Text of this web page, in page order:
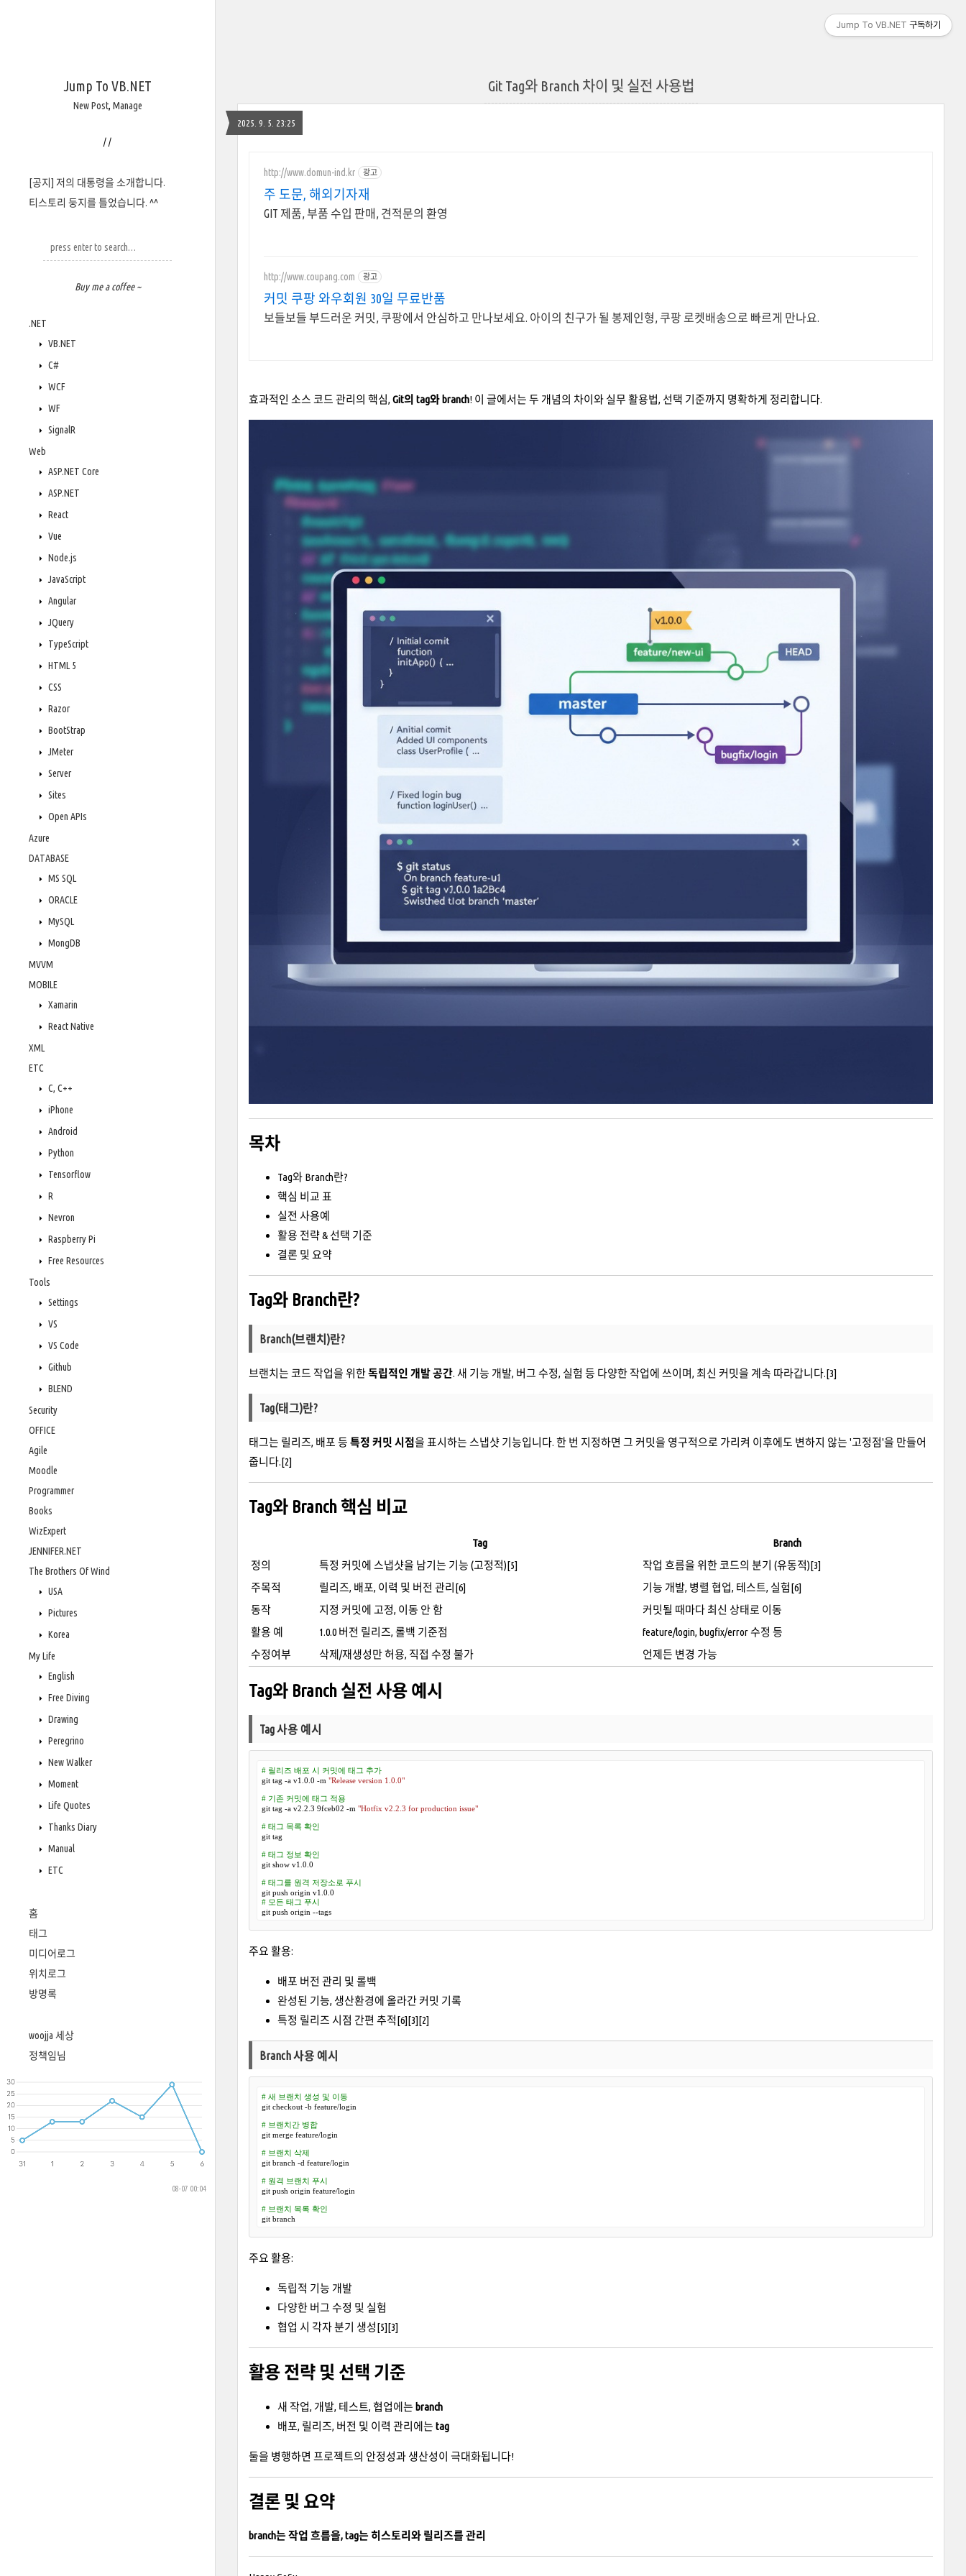
Jump To VB.NET
New Post, Manage
/ /
[공지] 저의 대통령을 소개합니다.
티스토리 둥지를 틀었습니다. ^^
Buy me a coffee ~
.NET
VB.NET
C#
WCF
WF
SignalR
Web
ASP.NET Core
ASP.NET
React
Vue
Node.js
JavaScript
Angular
JQuery
TypeScript
HTML 5
CSS
Razor
BootStrap
JMeter
Server
Sites
Open APIs
Azure
DATABASE
MS SQL
ORACLE
MySQL
MongDB
MVVM
MOBILE
Xamarin
React Native
XML
ETC
C, C++
iPhone
Android
Python
Tensorflow
R
Nevron
Raspberry Pi
Free Resources
Tools
Settings
VS
VS Code
Github
BLEND
Security
OFFICE
Agile
Moodle
Programmer
Books
WizExpert
JENNIFER.NET
The Brothers Of Wind
USA
Pictures
Korea
My Life
English
Free Diving
Drawing
Peregrino
New Walker
Moment
Life Quotes
Thanks Diary
Manual
ETC
홈
태그
미디어로그
위치로그
방명록
woojja 세상
정책임님
08-07 00:04
Git Tag와 Branch 차이 및 실전 사용법
2025. 9. 5. 23:25
http://www.domun-ind.kr 광고
주 도문, 해외기자재
GIT 제품, 부품 수입 판매, 견적문의 환영
http://www.coupang.com 광고
커밋 쿠팡 와우회원 30일 무료반품
보들보들 부드러운 커밋, 쿠팡에서 안심하고 만나보세요. 아이의 친구가 될 봉제인형, 쿠팡 로켓배송으로 빠르게 만나요.
효과적인 소스 코드 관리의 핵심, Git의 tag와 branch! 이 글에서는 두 개념의 차이와 실무 활용법, 선택 기준까지 명확하게 정리합니다.
목차
Tag와 Branch란?
핵심 비교 표
실전 사용예
활용 전략 & 선택 기준
결론 및 요약
Tag와 Branch란?
Branch(브랜치)란?
브랜치는 코드 작업을 위한독립적인 개발 공간. 새 기능 개발, 버그 수정, 실험 등 다양한 작업에 쓰이며, 최신 커밋을 계속 따라갑니다.[3]
Tag(태그)란?
태그는 릴리즈, 배포 등 특정 커밋 시점을 표시하는 스냅샷 기능입니다. 한 번 지정하면 그 커밋을 영구적으로 가리켜 이후에도 변하지 않는 '고정점'을 만들어
줍니다.[2]
Tag와 Branch 핵심 비교
Tag
Branch
정의
특정 커밋에 스냅샷을 남기는 기능 (고정적)[5]
작업 흐름을 위한 코드의 분기 (유동적)[3]
주목적
릴리즈, 배포, 이력 및 버전 관리[6]
기능 개발, 병렬 협업, 테스트, 실험[6]
동작
지정 커밋에 고정, 이동 안 함
커밋될 때마다 최신 상태로 이동
활용 예
1.0.0 버전 릴리즈, 롤백 기준점
feature/login, bugfix/error 수정 등
수정여부
삭제/재생성만 허용, 직접 수정 불가 언제든 변경 가능
Tag와 Branch 실전 사용 예시
Tag 사용 예시
# 릴리즈 배포 시 커밋에 태그 추가
git tag -a v1.0.0 -m "Release version 1.0.0"
# 기존 커밋에 태그 적용
git tag -a v2.2.3 9fceb02 -m "Hotfix v2.2.3 for production issue"
# 태그 목록 확인
git tag
# 태그 정보 확인
git show v1.0.0
# 태그를 원격 저장소로 푸시
# 모든 태그 푸시
git push origin --tags
주요 활용:
배포 버전 관리 및 롤백
완성된 기능, 생산환경에 올라간 커밋 기록
특정 릴리즈 시점 간편 추적[6][3][2]
Branch 사용 예시
# 새 브랜치 생성 및 이동
git checkout -b feature/login
# 브랜치간 병합
git merge feature/login
# 브랜치 삭제
git branch -d feature/login
# 원격 브랜치 푸시
git push origin feature/login
# 브랜치 목록 확인
git branch
주요 활용:
독립적 기능 개발
다양한 버그 수정 및 실험
협업 시 각자 분기 생성[5][3]
활용 전략 및 선택 기준
새 작업, 개발, 테스트, 협업에는 branch
배포, 릴리즈, 버전 및 이력 관리에는 tag
둘을 병행하면 프로젝트의 안정성과 생산성이 극대화됩니다!
결론 및 요약
branch는 작업 흐름을, tag는 히스토리와 릴리즈를 관리
Jump To VB.NET 구독하기